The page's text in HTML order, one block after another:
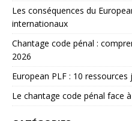
Les conséquences du
internationaux
Chantage code pénal :
2026
European PLF : 10
Le chantage code pénal face